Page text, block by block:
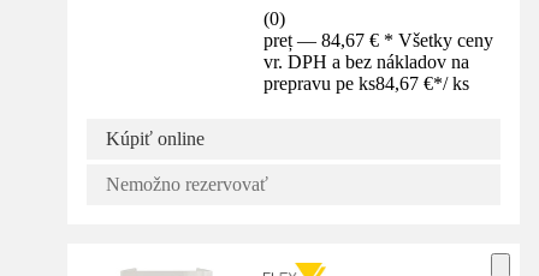
(0)
preț — 84,67 € * Všetky ceny
vr. DPH a bez nákladov na
prepravu pe ks84,67 €*/ ks
Kúpiť online
Nemožno rezervovať